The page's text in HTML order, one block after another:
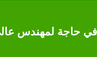
حاجة لمهندس